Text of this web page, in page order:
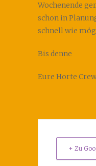
Wochenende
schon in
schnell wie
Bis denne
Eure Horte
+ Zu